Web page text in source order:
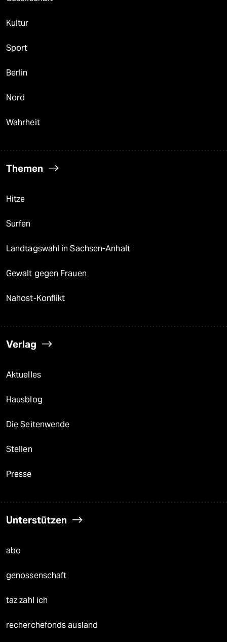
Kultur
Sport
Berlin
Nord
Wahrheit
Themen
Hitze
Surfen
Landtagswahl in Sachsen-Anhalt
Gewalt gegen Frauen
Nahost-Konflikt
Verlag
Aktuelles
Hausblog
Die Seitenwende
Stellen
Presse
Unterstützen
abo
genossenschaft
taz zahl ich
recherchefonds ausland